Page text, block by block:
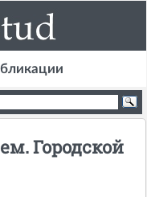
Городской